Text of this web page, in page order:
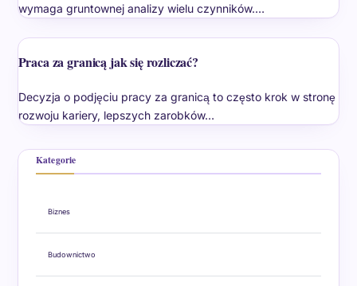
wymaga gruntownej analizy wielu czynników.…
Praca za granicą jak się rozliczać?
Decyzja o podjęciu pracy za granicą to często krok w stronę
rozwoju kariery, lepszych zarobków…
Kategorie
Biznes
Budownictwo